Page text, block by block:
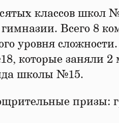
классов школ
Всего 8
уровня
которые заняли 2
школы №15.
призы: